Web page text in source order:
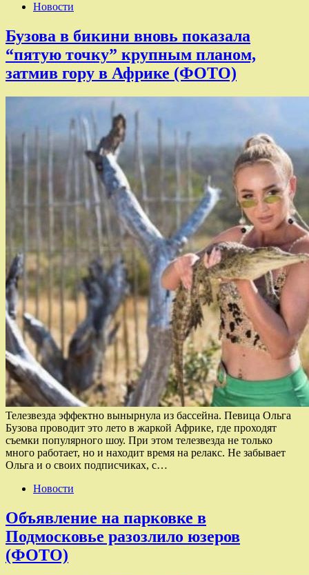
Новости
Бузова в бикини вновь показала
“пятую точку” крупным планом,
затмив гору в Африке (ФОТО)
Телезвезда эффектно вынырнула из бассейна. Певица Ольга
Бузова проводит это лето в жаркой Африке, где проходят
съемки популярного шоу. При этом телезвезда не только
много работает, но и находит время на релакс. Не забывает
Ольга и о своих подписчиках, с…
Новости
Объявление на парковке в
Подмосковье разозлило юзеров
(ФОТО)